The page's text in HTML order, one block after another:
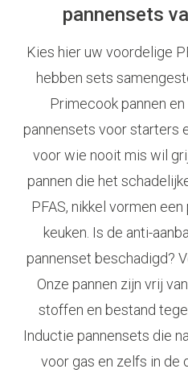
pannensets
Kies hier uw voordelige
hebben sets
Primecook pannen
pannensets voor starters
voor wie nooit mis wil
pannen die het
PFAS, nikkel vormen
keuken. Is de anti-
pannenset beschadigd?
Onze pannen zijn vrij
stoffen en bestand
Inductie pannensets die
voor gas en zelfs in de